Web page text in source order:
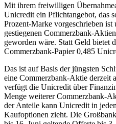
Mit ihrem freiwilligen
Unicredit ein Pflichtangebot, das
Prozent-Marke vorgeschrieben ist
gestiegenen Commerzbank-
geworden wäre. Statt Geld bietet
Commerzbank-Papier 0,485
Das ist auf Basis der jüngsten
eine Commerzbank-Aktie derzeit
verfügt die Unicredit über
Menge weiterer Commerzbank-
der Anteile kann Unicredit in
Kaufoptionen zieht. Die